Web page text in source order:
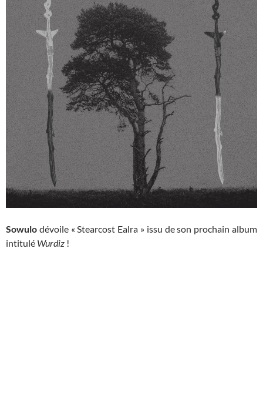
Sowulo dévoile « Stearcost Ealra » issu de son prochain album
intitulé Wurdiz !